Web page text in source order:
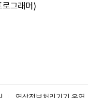
그래머)